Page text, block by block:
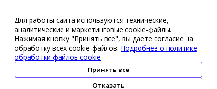
Обращаем Ваше внимание на то, что данный интернет-
сайт носит исключительно информационный характер
Любое использование либо копирование материалов
или подборки материалов сайта, элементов дизайна и
оформления запрещено
Политика обработки персональных данных
обработки файлов cookie•Политика видеонаблюдения
•Условия обработки персональных данных
Для работы сайта используются технические,
аналитические и маркетинговые сооkіе-файлы.
Нажимая кнопку "Принять все", вы даете согласие на
обработку всех cookie-файлов. Подробнее о политике
обработки файлов cookie
Принять все
Отказать